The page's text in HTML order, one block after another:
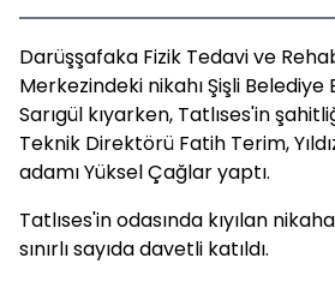
Darüşşafaka Fizik Tedavi ve
Merkezindeki nikahı Şişli Belediye
Sarıgül kıyarken, Tatlıses'in
Teknik Direktörü Fatih Terim,
adamı Yüksel Çağlar yaptı.
Tatlıses'in odasında kıyılan
sınırlı sayıda davetli katıldı.